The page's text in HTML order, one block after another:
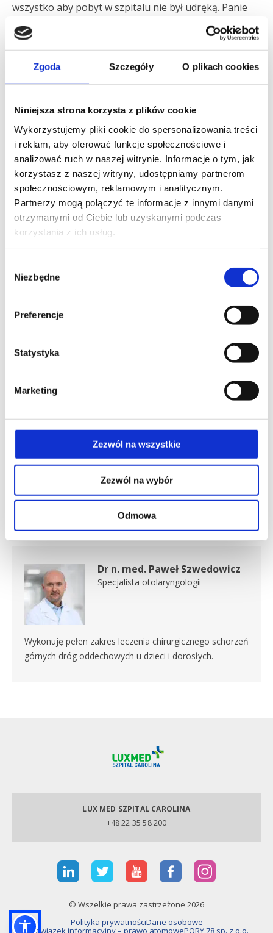
Zgoda Szczegóły O plikach cookies
Niniejsza strona korzysta z plików cookie
Wykorzystujemy pliki cookie do spersonalizowania treści
i reklam, aby oferować funkcje społecznościowe i
analizować ruch w naszej witrynie. Informacje o tym, jak
korzystasz z naszej witryny, udostępniamy partnerom
społecznościowym, reklamowym i analitycznym.
Partnerzy mogą połączyć te informacje z innymi danymi
otrzymanymi od Ciebie lub uzyskanymi podczas
korzystania z ich usług.
zgody
Niezbędne
Preferencje
Statystyka
Marketing
Zezwól na wszystkie
Zezwól na wybór
Odmowa
wszystko aby pobyt w szpitalu nie był udręką. Panie
proponują wodę, lody, poprawiają regulując łóżko, są
pomocne na każdym kroku.
Przyznam, że tak dobrany personel zasługuje na
najwyższą ocenę.
Na szczególne słowa uznania zasługują lekarze w/w
placówki medycznej, a w szczególności Pan dr Paweł
Szwedowicz. Jest to wspaniały lekarz, doskonały
fachowiec, który w kontakcie z pacjentem uruchamia
pokłady spokoju i nadziei. Pan doktor wykazuje
niespotykaną cierpliwość w relacji z pacjentami. To
rzadko obecnie spotykana cecha u lekarza.
Umiejętnie, fachowo, zrozumiale tłumaczy zawiłości
przebiegu operacji. Działa wręcz kojąco na
zdenerwowanego, załamanego pacjenta, przy tym jest
zaufania do Pana doktora a poza tym jest głęboko
doskonałą opinią wśród pacjentów i wszyscy
uważamy, że zasługuje na najwyższe uznanie jako
człowiek i doskonały lekarz.
Z wyrazami szacunku
Poznaj naszego specjalistę
Dr n. med. Paweł Szwedowicz
Specjalista otolaryngologii
Wykonuję pełen zakres leczenia chirurgicznego schorzeń
górnych dróg oddechowych u dzieci i dorosłych.
LUX MED SZPITAL CAROLINA
+48 22 35 58 200
© Wszelkie prawa zastrzeżone 2026
Polityka prywatnościDane osobowe
Obowiązek informacyjny – prawo atomowePORY 78 sp. z o.o.